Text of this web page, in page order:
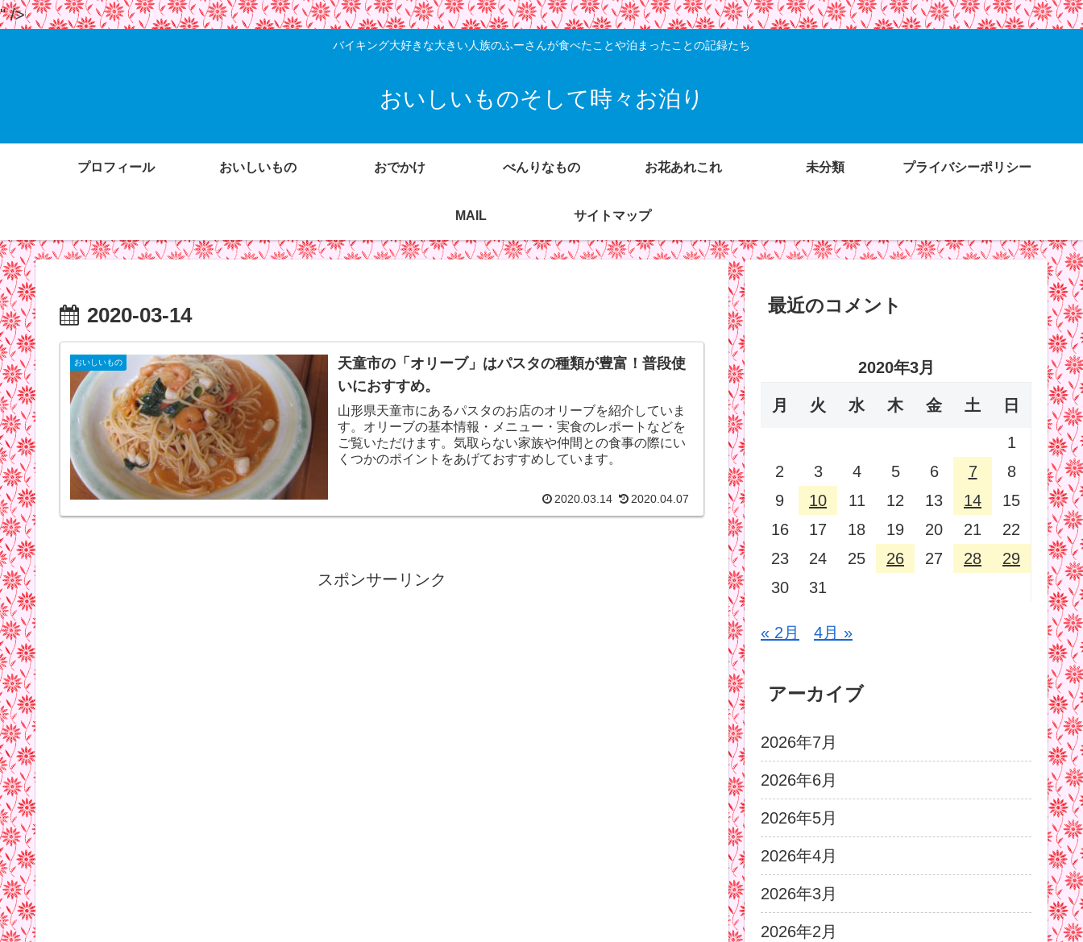
" />
バイキング大好きな大きい人族のふーさんが食べたことや泊まったことの記録たち
おいしいものそして時々お泊り
プロフィール おいしいもの おでかけ べんりなもの お花あれこれ 未分類 プライバシーポリシー
MAIL サイトマップ
2020-03-14
おいしいもの
天童市の「オリーブ」はパスタの種類が豊富！普段使
いにおすすめ。
山形県天童市にあるパスタのお店のオリーブを紹介していま
す。オリーブの基本情報・メニュー・実食のレポートなどを
ご覧いただけます。気取らない家族や仲間との食事の際にい
くつかのポイントをあげておすすめしています。
2020.03.14 2020.04.07
スポンサーリンク
最近のコメント
2020年3月
月 火 水 木 金 土 日
1
2
3 4 5 6 7
8
9
10 11 12 13 14
15
16
17 18 19 20 21
22
23
24 25 26 27 28
29
30
31
« 2月 4月 »
アーカイブ
2026年7月
2026年6月
2026年5月
2026年4月
2026年3月
2026年2月